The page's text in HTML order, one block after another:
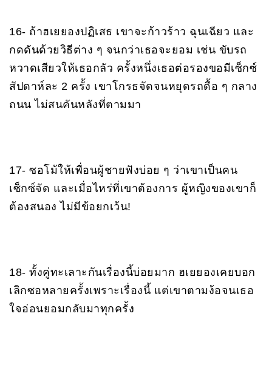
16- ถ้าฮเยยองปฏิเสธ เขาจะก้าวร้าว ฉุนเฉียว และ
กดดันด้วยวิธีต่าง ๆ จนกว่าเธอจะยอม เช่น ขับรถ
หวาดเสียวให้เธอกลัว ครั้งหนึ่งเธอต่อรองขอมีเซ็กซ์
สัปดาห์ละ 2 ครั้ง เขาโกรธจัดจนหยุดรถดื้อ ๆ กลาง
ถนน ไม่สนคันหลังที่ตามมา
17- ซอโม้ให้เพื่อนผู้ชายฟังบ่อย ๆ ว่าเขาเป็นคน
เซ็กซ์จัด และเมื่อไหร่ที่เขาต้องการ ผู้หญิงของเขาก็
ต้องสนอง ไม่มีข้อยกเว้น!
18- ทั้งคู่ทะเลาะกันเรื่องนี้บ่อยมาก ฮเยยองเคยบอก
เลิกซอหลายครั้งเพราะเรื่องนี้ แต่เขาตามง้อจนเธอ
ใจอ่อนยอมกลับมาทุกครั้ง